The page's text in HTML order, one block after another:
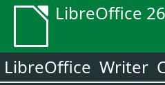
LibreOffice
LibreOffice Writer